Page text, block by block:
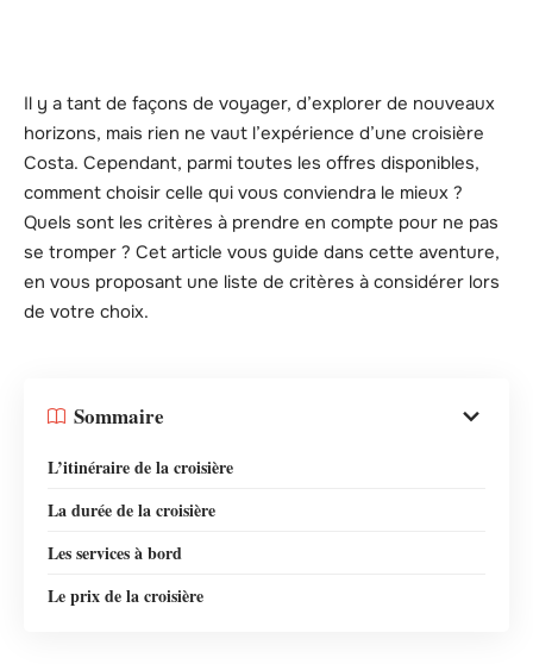
Il y a tant de façons de voyager, d’explorer de nouveaux
horizons, mais rien ne vaut l’expérience d’une croisière
Costa. Cependant, parmi toutes les offres disponibles,
comment choisir celle qui vous conviendra le mieux ?
Quels sont les critères à prendre en compte pour ne pas
se tromper ? Cet article vous guide dans cette aventure,
en vous proposant une liste de critères à considérer lors
de votre choix.
Sommaire
L’itinéraire de la croisière
La durée de la croisière
Les services à bord
Le prix de la croisière